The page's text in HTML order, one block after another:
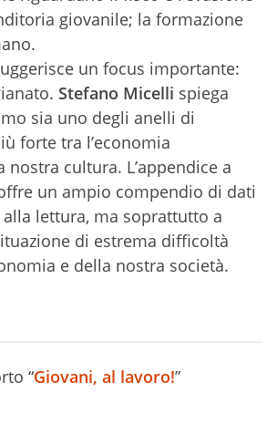
giovanile; la formazione
un focus importante:
Stefano Micelli spiega
sia uno degli anelli di
forte tra l’economia
nostra cultura. L’appendice a
un ampio compendio di dati
lettura, ma soprattutto a
di estrema difficoltà
e della nostra società.
“Giovani, al lavoro!”